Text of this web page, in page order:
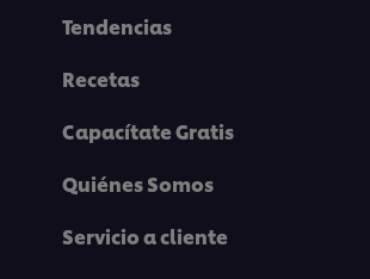
Tendencias
Recetas
Capacítate Gratis
Quiénes Somos
Servicio a cliente